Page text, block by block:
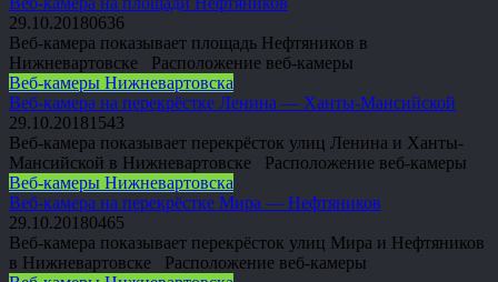
29.10.20180636
Веб-камера показывает площадь Нефтяников в
Нижневартовске Расположение веб-камеры
Веб-камеры Нижневартовска
Веб-камера на перекрёстке Ленина — Ханты-Мансийской
29.10.20181 543
Веб-камера показывает перекрёсток улиц Ленина и Ханты-
Мансийской в Нижневартовске Расположение веб-камеры
Веб-камеры Нижневартовска
Веб-камера на перекрёстке Мира — Нефтяников
29.10.20180465
Веб-камера показывает перекрёсток улиц Мира и Нефтяников
в Нижневартовске Расположение веб-камеры